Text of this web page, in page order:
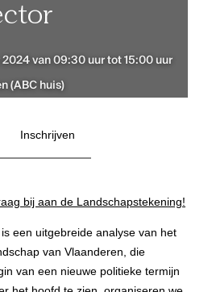
van 09:30 uur tot 15:00 uur
(ABC huis)
Inschrijven
bij aan de Landschapstekening!
een uitgebreide analyse van het
van Vlaanderen, die
van een nieuwe politieke termijn